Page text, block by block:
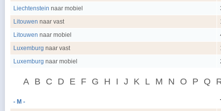
Liechtenstein naar mobiel
Litouwen naar vast
Litouwen naar mobiel
Luxemburg naar vast
Luxemburg naar mobiel
A B C D E F G H I J K L M N O P Q
- M -